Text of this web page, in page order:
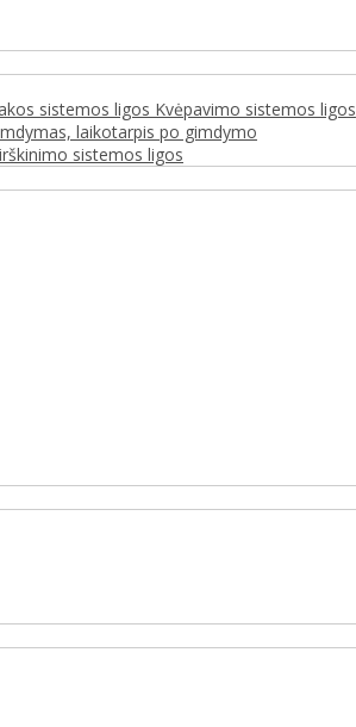
sistemos ligos Kvėpavimo sistemos ligos
laikotarpis po gimdymo
sistemos ligos